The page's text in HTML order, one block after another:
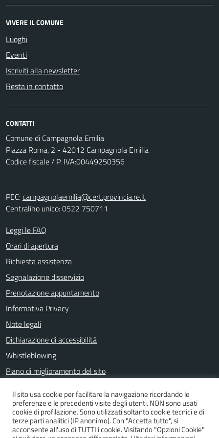
VIVERE IL COMUNE
Luoghi
Eventi
Iscriviti alla newsletter
Resta in contatto
CONTATTI
Comune di Campagnola Emilia
Piazza Roma, 2 - 42012 Campagnola Emilia
Codice fiscale / P. IVA:00449250356
PEC:campagnolaemilia@cert.provincia.re.it
Centralino unico: 0522 750711
Leggi le FAQ
Orari di apertura
Richiesta assistenza
Segnalazione disservizio
Prenotazione appuntamento
Informativa Privacy
Note legali
Dichiarazione di accessibilità
Whistleblowing
Piano di miglioramento del sito
SEGUICI SU
Facebook
Il sito usa cookie per facilitare la navigazione ricordando le
preferenze e le precedenti visite degli utenti. NON sono usati
cookie di profilazione. Sono utilizzati soltanto cookie tecnici e di
terze parti analitici (IP anonimo). Con "Accetta tutto", si
acconsente all'uso di TUTTI i cookie. Visitando "Opzioni Cookie"